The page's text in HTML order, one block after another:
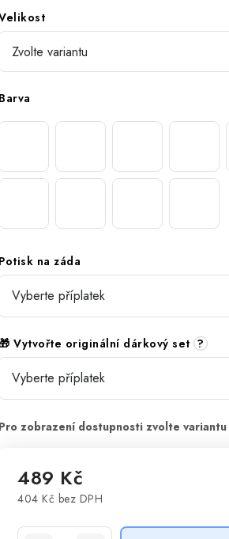
Barva
Potisk na záda
Vytvořte originální dárkový set ?
489 Kč
404 Kč bez DPH